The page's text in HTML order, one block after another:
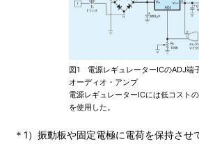
図1 電源レギュレーターICのADJ端
オーディオ・アンプ
電源レギュレーターICには低コストの
を使用した。
＊1）振動板や固定電極に電荷を保持させ